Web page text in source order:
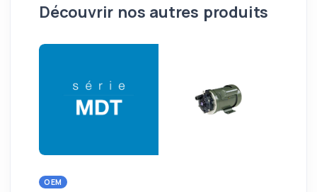
Découvrir nos autres produits
OEM